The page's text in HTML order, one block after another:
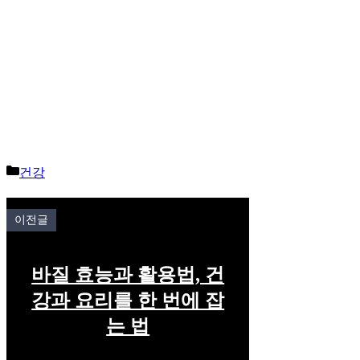
Categories
건강
이전글
바질 효능과 활용법, 건
강과 요리를 한 번에 잡
는 법